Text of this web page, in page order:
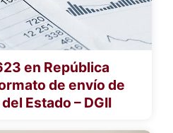
en República
de envío de
Estado – DGII